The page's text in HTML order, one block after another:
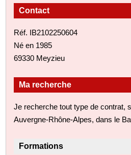
Contact
Réf. IB2102250604
Né en 1985
69330 Meyzieu
Ma recherche
Je recherche tout type de contrat,
Auvergne-Rhône-Alpes, dans le
Formations